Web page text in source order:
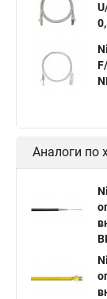
Аналоги по